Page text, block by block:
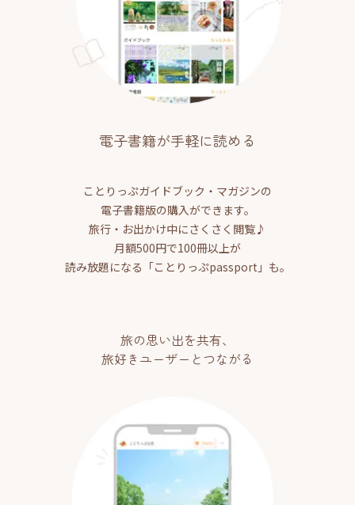
電子書籍が手軽に読める
ことりっぷガイドブック・マガジンの
電子書籍版の購入ができます。
旅行・お出かけ中にさくさく閲覧♪
月額500円で100冊以上が
読み放題になる「ことりっぷpassport」も。
旅の思い出を共有、
旅好きユーザーとつながる